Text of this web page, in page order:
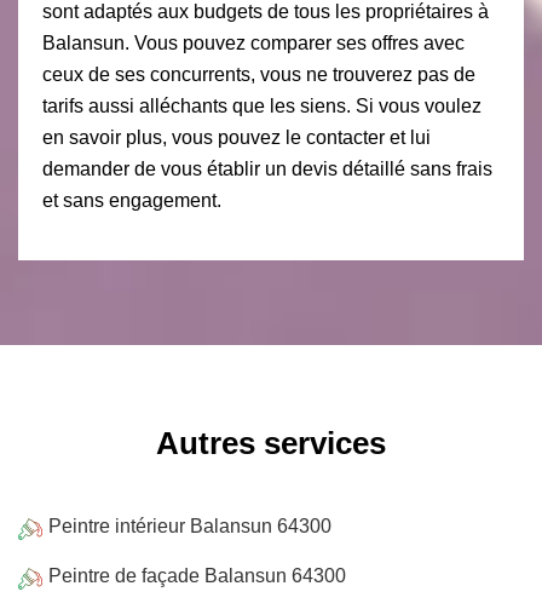
sont adaptés aux budgets de tous les propriétaires à
Balansun. Vous pouvez comparer ses offres avec
ceux de ses concurrents, vous ne trouverez pas de
tarifs aussi alléchants que les siens. Si vous voulez
en savoir plus, vous pouvez le contacter et lui
demander de vous établir un devis détaillé sans frais
et sans engagement.
Autres services
Peintre intérieur Balansun 64300
Peintre de façade Balansun 64300